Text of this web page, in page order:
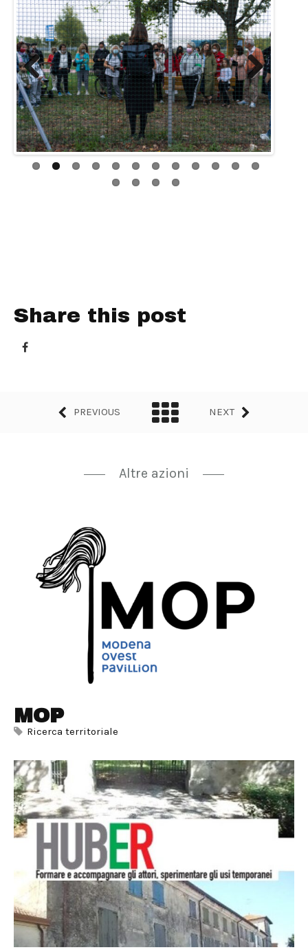
Previous Next
Share this post
PREVIOUS NEXT
Altre azioni
MOP
Ricerca territoriale